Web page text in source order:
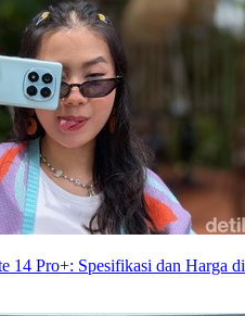
14 Pro+: Spesifikasi dan Harga di